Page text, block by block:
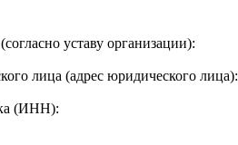
уставу организации):
лица (адрес юридического лица):
(ИНН):